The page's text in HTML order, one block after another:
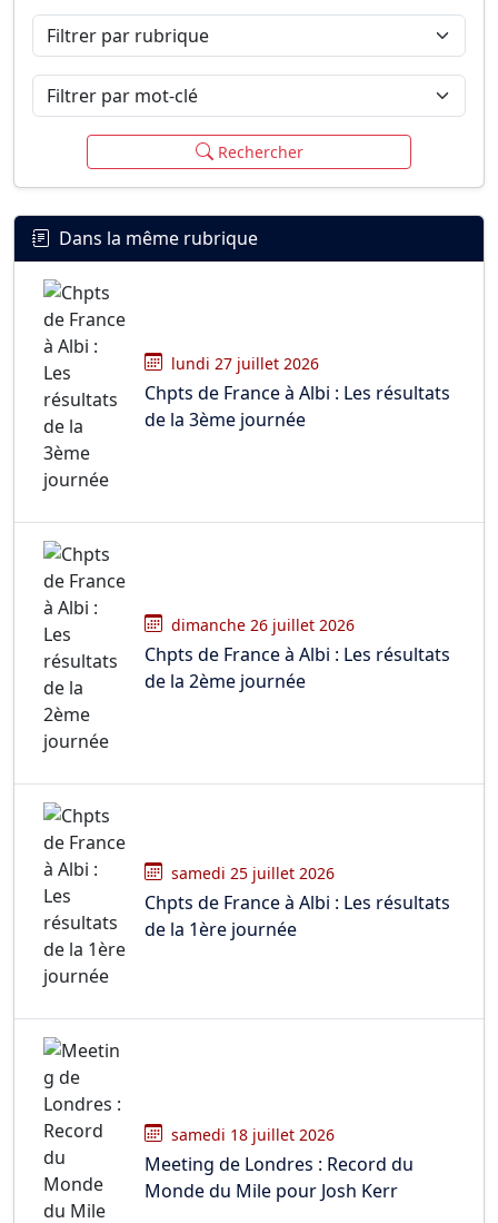
Filtrer par rubrique
Filtrer par mot-clé
Rechercher
Dans la même rubrique
lundi 27 juillet 2026
Chpts de France à Albi : Les résultats
de la 3ème journée
dimanche 26 juillet 2026
Chpts de France à Albi : Les résultats
de la 2ème journée
samedi 25 juillet 2026
Chpts de France à Albi : Les résultats
de la 1ère journée
samedi 18 juillet 2026
Meeting de Londres : Record du
Monde du Mile pour Josh Kerr